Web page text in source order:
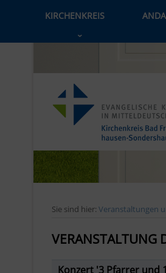
KIRCHENKREIS
›
Sie sind hier: Veranstaltungen
VERANSTALTUNG
Konzert '3 Pfarrer und